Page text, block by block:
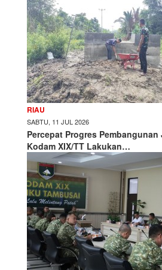
RIAU
SABTU, 11 JUL 2026
Percepat Progres Pembangunan
Kodam XIX/TT Lakukan…